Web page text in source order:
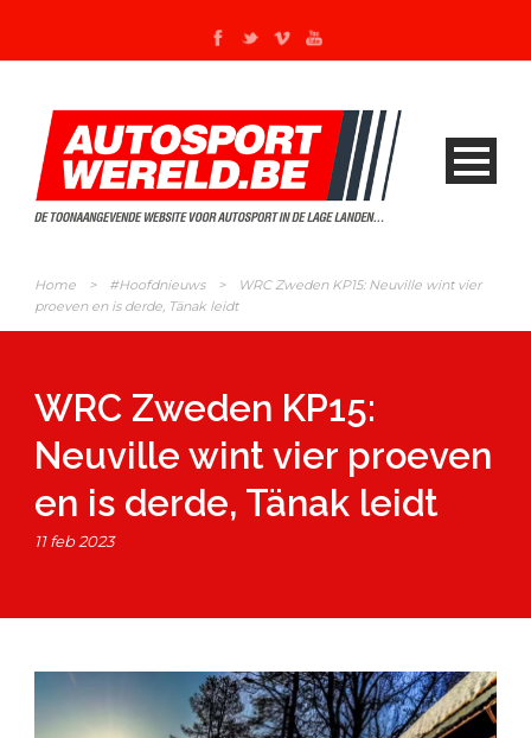
Home > #Hoofdnieuws >
WRC Zweden KP15: Neuville wint vier
proeven en is derde, Tänak leidt
WRC Zweden KP15:
Neuville wint vier proeven
en is derde, Tänak leidt
11 feb 2023